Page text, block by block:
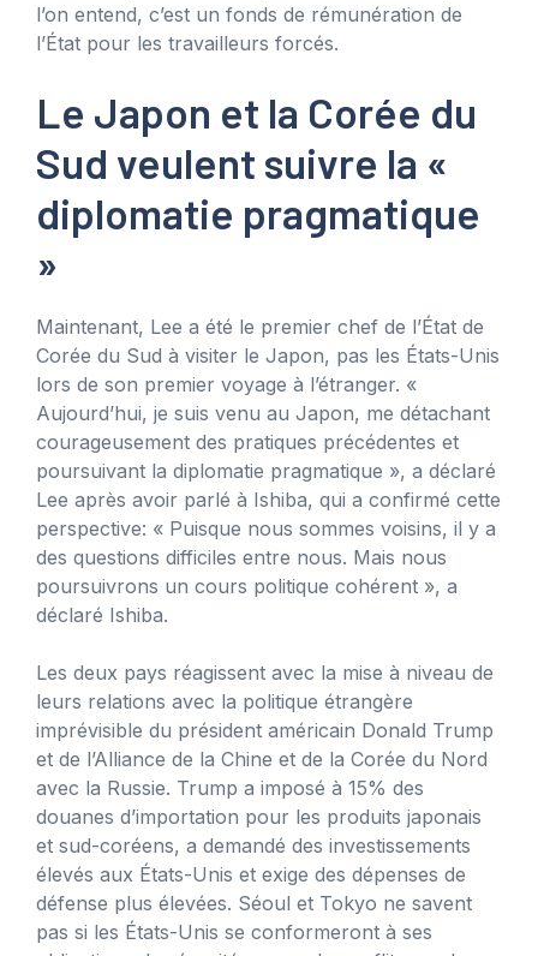
l’on entend, c’est un fonds de rémunération de
l’État pour les travailleurs forcés.
Le Japon et la Corée du
Sud veulent suivre la «
diplomatie pragmatique
»
Maintenant, Lee a été le premier chef de l’État de
Corée du Sud à visiter le Japon, pas les États-Unis
lors de son premier voyage à l’étranger. «
Aujourd’hui, je suis venu au Japon, me détachant
courageusement des pratiques précédentes et
poursuivant la diplomatie pragmatique », a déclaré
Lee après avoir parlé à Ishiba, qui a confirmé cette
perspective: « Puisque nous sommes voisins, il y a
des questions difficiles entre nous. Mais nous
poursuivrons un cours politique cohérent », a
déclaré Ishiba.
Les deux pays réagissent avec la mise à niveau de
leurs relations avec la politique étrangère
imprévisible du président américain Donald Trump
et de l’Alliance de la Chine et de la Corée du Nord
avec la Russie. Trump a imposé à 15% des
douanes d’importation pour les produits japonais
et sud-coréens, a demandé des investissements
élevés aux États-Unis et exige des dépenses de
défense plus élevées. Séoul et Tokyo ne savent
pas si les États-Unis se conformeront à ses